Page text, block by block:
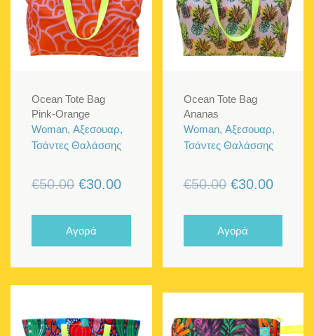
Ocean Tote Bag
Pink-Orange
Woman, Αξεσουαρ,
Τσάντες Θαλάσσης
€50.00 Original
€50.00.
€30.00Η
Αγορά
Ocean Tote Bag
Ananas
Woman, Αξεσουαρ,
Τσάντες Θαλάσσης
€50.00 Original
€50.00.
€30.00Η
Αγορά